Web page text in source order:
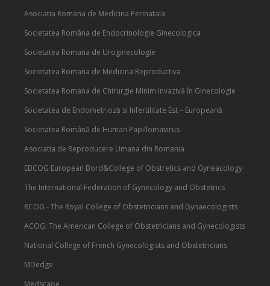
Asociatia Romana de Medicina Perinatala
Societatea Româna de Endocrinologie Ginecologica
Societatea Romana de Uroginecologie
Societatea Romana de Medicina Reproductiva
Societatea Romana de Chirurgie Minim Invazivă în Ginecologie
Societatea de Endometrioză si Infertilitate Est – Europeană
Societatea Română de Human Papillomavirus
Asociatia de Reproducere Umana din Romania
EBCOG European Bord&College of Obstretics and Gyneacology
The International Federation of Gynecology and Obstetrics
RCOG - The Royal College of Obstetricians and Gynaecologists
ACOG: The American College of Obstetricians and Gynecologists
National College of French Gynecologists and Obstetricians
MDedge
Medscape